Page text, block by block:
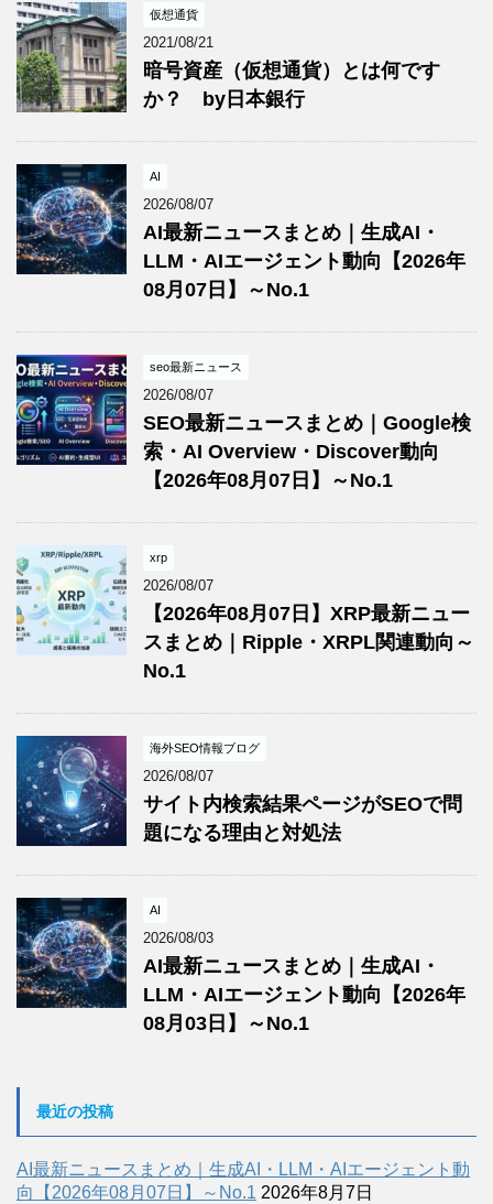
仮想通貨
2021/08/21
暗号資産（仮想通貨）とは何です
か？ by日本銀行
AI
2026/08/07
AI最新ニュースまとめ｜生成AI・
LLM・AIエージェント動向【2026年
08月07日】～No.1
seo最新ニュース
2026/08/07
SEO最新ニュースまとめ｜Google検
索・AI Overview・Discover動向
【2026年08月07日】～No.1
xrp
2026/08/07
【2026年08月07日】XRP最新ニュー
スまとめ｜Ripple・XRPL関連動向～
No.1
海外SEO情報ブログ
2026/08/07
サイト内検索結果ページがSEOで問
題になる理由と対処法
AI
2026/08/03
AI最新ニュースまとめ｜生成AI・
LLM・AIエージェント動向【2026年
08月03日】～No.1
最近の投稿
AI最新ニュースまとめ｜生成AI・LLM・AIエージェント動
向【2026年08月07日】～No.1 2026年8月7日